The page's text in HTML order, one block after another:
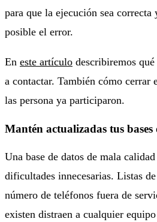
para que la ejecución sea
posible el error.
En este artículo describiremos
a contactar. También cómo cerrar
las persona ya participaron.
Mantén actualizadas tus bases
Una base de datos de mala
dificultades innecesarias. Listas
número de teléfonos fuera de
existen distraen a cualquier